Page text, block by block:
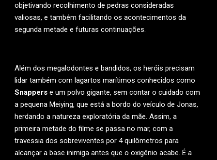
objetivando recolhimento de pedras consideradas
valiosas, e também facilitando os acontecimentos da
segunda metade e futuras continuações.
Além dos megalodontes e bandidos, os heróis precisam
lidar também com lagartos marítimos conhecidos como
Snappers e um polvo gigante, sem contar o cuidado com
a pequena Meiying, que está a bordo do veículo de Jonas,
herdando a natureza exploratória da mãe. Assim, a
primeira metade do filme se passa no mar, com a
travessia dos sobreviventes por 4 quilômetros para
alcançar a base inimiga antes que o oxigênio acabe. É a